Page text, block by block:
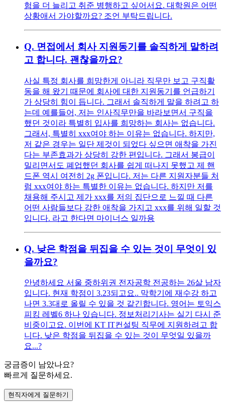
험을 더 늘리고 취준 병행하고 싶어서요. 대학원은 어떤
상황애서 가야할까요? 조언 부탁드립니다.
Q. 면접에서 회사 지원동기를 솔직하게 말하려
고 합니다. 괜찮을까요?
사실 특정 회사를 희망한게 아니라 직무만 보고 구직활
동을 해 왔기 때문에 회사에 대한 지원동기를 언급하기
가 상당히 힘이 듭니다. 그래서 솔직하게 말을 하려고 하
는데 예를들어, 저는 인사직무만을 바라보면서 구직을
했던 것이라 특별히 입사를 희망하는 회사는 없습니다.
그래서, 특별히 xxx여야 하는 이유는 없습니다. 하지만,
저 같은 경우는 일단 제것이 되었다 싶으면 애착을 가진
다는 부존효과가 상당히 강한 편입니다. 그래서 봉급이
밀리면서도 폐업했던 회사를 쉽게 떠나지 못했고 제 핸
드폰 역시 여전히 2g 폰입니다. 저는 다른 지원자분들 처
럼 xxx여야 하는 특별한 이유는 없습니다. 하지만 저를
채용해 주시고 제가 xxx를 저의 집단으로 느낄 때 다른
어떤 사람들보다 강한 애착을 가지고 xxx를 위해 일할 것
입니다. 라고 한다면 마이너스 일까용
Q. 낮은 학점을 뒤집을 수 있는 것이 무엇이 있
을까요?
안녕하세요 서울 중하위권 전자공학 전공하는 26살 남자
입니다. 현재 학점이 3.23되고요.. 막학기에 재수강 하고
나면 3.3대로 올릴 수 있을 것 같긴합니다. 영어는 토익스
피킹 레벨6 하나 있습니다. 정보처리기사는 실기 다시 준
비중이고요. 이번에 KT IT컨설팅 직무에 지원하려고 합
니다. 낮은 학점을 뒤집을 수 있는 것이 무엇일 있을까
요...?
궁금증이 남았나요?
빠르게 질문하세요.
현직자에게 질문하기